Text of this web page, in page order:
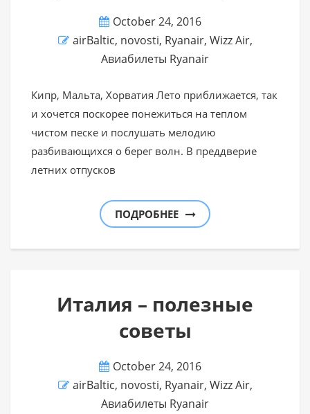
October 24, 2016
airBaltic, novosti, Ryanair, Wizz Air,
Авиабилеты Ryanair
Кипр, Мальта, Хорватия Лето приближается, так
и хочется поскорее понежиться на теплом
чистом песке и послушать мелодию
разбивающихся о берег волн. В преддверие
летних отпусков
ПОДРОБНЕЕ
Италия – полезные
советы
October 24, 2016
airBaltic, novosti, Ryanair, Wizz Air,
Авиабилеты Ryanair